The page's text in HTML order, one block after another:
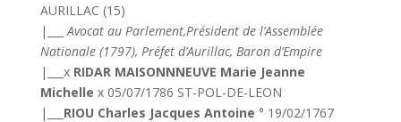
AURILLAC (15)
|___Avocat au Parlement,Président de l’Assemblée
Nationale (1797), Préfet d’Aurillac, Baron d’Empire
|___x RIDAR MAISONNNEUVE Marie Jeanne
Michelle x 05/07/1786 ST-POL-DE-LEON
|___ RIOU Charles Jacques Antoine ° 19/02/1767